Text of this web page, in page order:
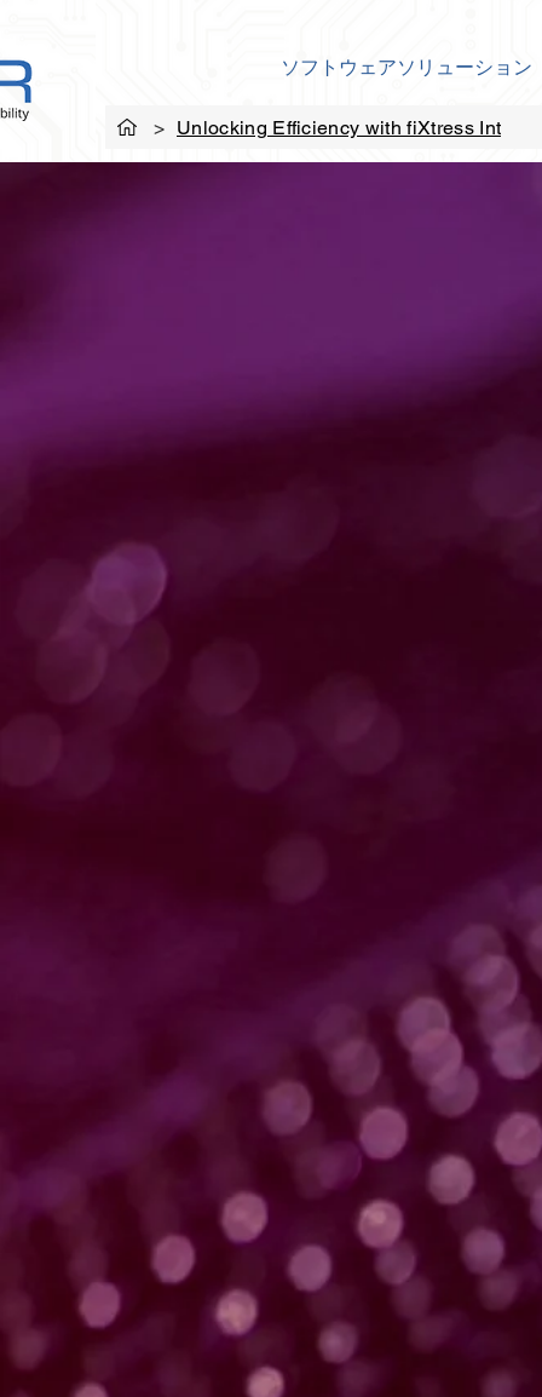
ソフトウェアソリューション
> Unlocking Efficiency with fiXtress Int